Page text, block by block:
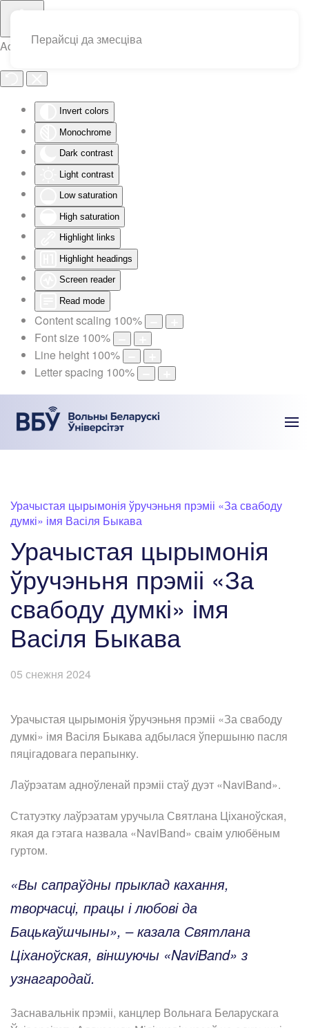
Accessibility Tools
Invert colors
Monochrome
Dark contrast
Light contrast
Low saturation
High saturation
Highlight links
Highlight headings
Screen reader
Read mode
Content scaling 100%
Font size 100%
Line height 100%
Letter spacing 100%
Перайсці да змесціва
Урачыстая цырымонія ўручэньня прэміі «За свабоду
думкі» імя Васіля Быкава
Урачыстая цырымонія
ўручэньня прэміі «За
свабоду думкі» імя
Васіля Быкава
05 снежня 2024
Урачыстая цырымонія ўручэньня прэміі «За свабоду
думкі» імя Васіля Быкава адбылася ўпершыню пасля
пяцігадовага перапынку.
Лаўрэатам адноўленай прэміі стаў дуэт «NaviBand».
Статуэтку лаўрэатам уручыла Святлана Ціханоўская,
якая да гэтага назвала «NaviBand» сваім улюбёным
гуртом.
«Вы сапраўдны прыклад кахання,
творчасці, працы і любові да
Бацькаўшчыны», – казала Святлана
Ціханоўская, віншуючы «NaviBand» з
узнагародай.
Заснавальнік прэміі, канцлер Вольнага Беларускага